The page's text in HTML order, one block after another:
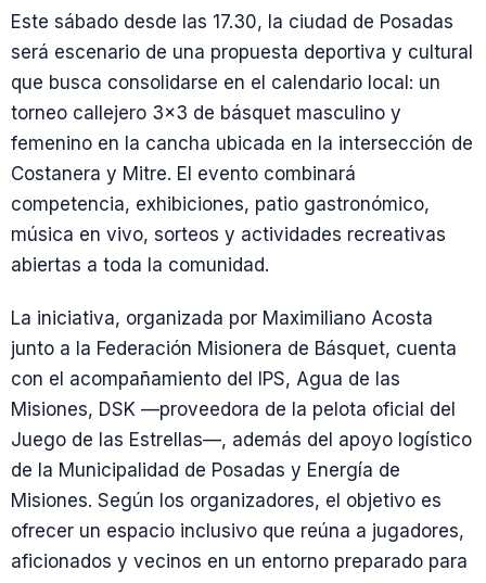
Este sábado desde las 17.30, la ciudad de Posadas
será escenario de una propuesta deportiva y cultural
que busca consolidarse en el calendario local: un
torneo callejero 3×3 de básquet masculino y
femenino en la cancha ubicada en la intersección de
Costanera y Mitre. El evento combinará
competencia, exhibiciones, patio gastronómico,
música en vivo, sorteos y actividades recreativas
abiertas a toda la comunidad.
La iniciativa, organizada por Maximiliano Acosta
junto a la Federación Misionera de Básquet, cuenta
con el acompañamiento del IPS, Agua de las
Misiones, DSK —proveedora de la pelota oficial del
Juego de las Estrellas—, además del apoyo logístico
de la Municipalidad de Posadas y Energía de
Misiones. Según los organizadores, el objetivo es
ofrecer un espacio inclusivo que reúna a jugadores,
aficionados y vecinos en un entorno preparado para